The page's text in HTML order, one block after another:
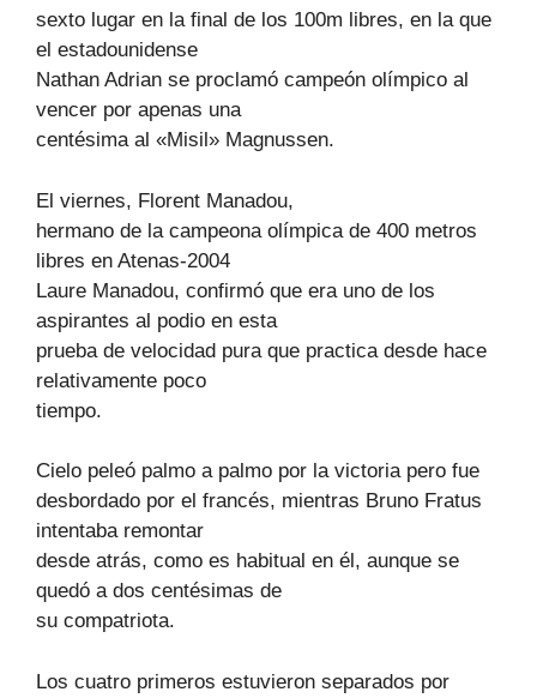
sexto lugar en la final de los 100m libres, en la que
el estadounidense
Nathan Adrian se proclamó campeón olímpico al
vencer por apenas una
centésima al «Misil» Magnussen.
El viernes, Florent Manadou,
hermano de la campeona olímpica de 400 metros
libres en Atenas-2004
Laure Manadou, confirmó que era uno de los
aspirantes al podio en esta
prueba de velocidad pura que practica desde hace
relativamente poco
tiempo.
Cielo peleó palmo a palmo por la victoria pero fue
desbordado por el francés, mientras Bruno Fratus
intentaba remontar
desde atrás, como es habitual en él, aunque se
quedó a dos centésimas de
su compatriota.
Los cuatro primeros estuvieron separados por